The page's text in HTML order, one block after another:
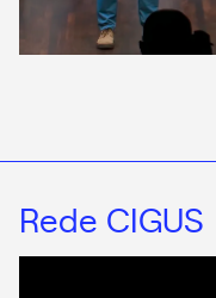
Rede CIGUS